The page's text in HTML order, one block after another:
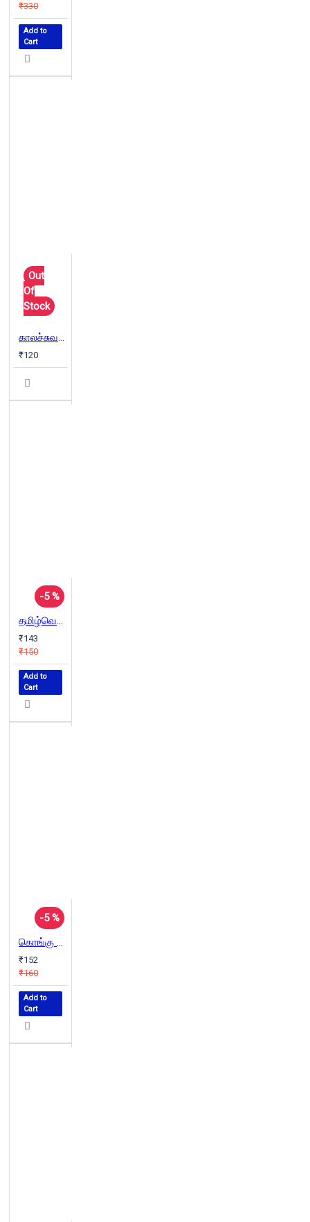
₹330
Add to
Cart
Out
Of
Stock
காலச்சுவடு மாத இதழ் (Jan 2025)
₹120
-5 %
தமிழ்வெளி காலாண்டிதழ் (Apr - June 2025)
₹143
₹150
Add to
Cart
-5 %
கொங்கு நாட்டு பாறை ஓவியங்கள்
₹152
₹160
Add to
Cart